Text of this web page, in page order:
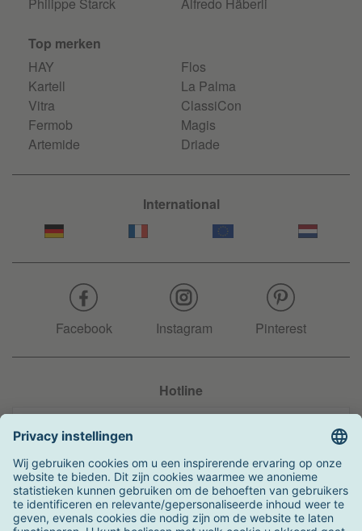
Top merken
HAY
Kartell
Vitra
Fermob
Artemide
Flos
La Palma
ClassiCon
Magis
Driade
International
Facebook Instagram Pinterest
Hotline
Zo kunt u betalen